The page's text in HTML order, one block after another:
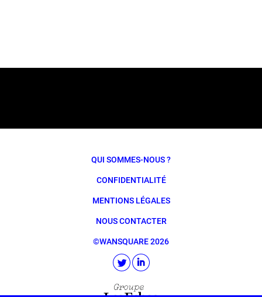
QUI SOMMES-NOUS ?
CONFIDENTIALITÉ
MENTIONS LÉGALES
NOUS CONTACTER
©WANSQUARE 2026